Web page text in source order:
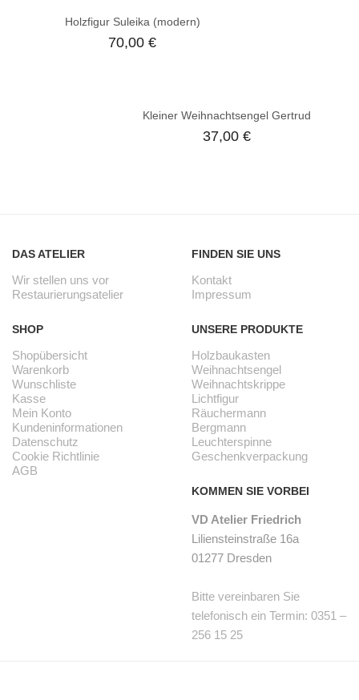
Holzfigur Suleika (modern)
70,00 €
Kleiner Weihnachtsengel Gertrud
37,00 €
DAS ATELIER
Wir stellen uns vor
Restaurierungsatelier
SHOP
Shopübersicht
Warenkorb
Wunschliste
Kasse
Mein Konto
Kundeninformationen
Datenschutz
Cookie Richtlinie
AGB
FINDEN SIE UNS
Kontakt
Impressum
UNSERE PRODUKTE
Holzbaukasten
Weihnachtsengel
Weihnachtskrippe
Lichtfigur
Räuchermann
Bergmann
Leuchterspinne
Geschenkverpackung
KOMMEN SIE VORBEI
VD Atelier Friedrich
Liliensteinstraße 16a
01277 Dresden
Bitte vereinbaren Sie
telefonisch ein Termin: 0351 –
256 15 25